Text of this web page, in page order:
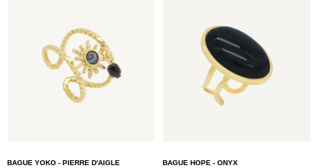
BAGUE YOKO - PIERRE D'AIGLE BAGUE HOPE - ONYX